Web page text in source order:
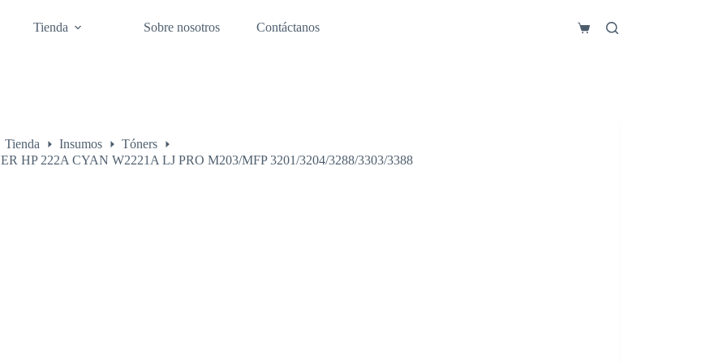
Tienda Sobre nosotros Contáctanos
Carro
Tienda Insumos
Tóners
HP 222A CYAN W2221A LJ PRO M203/MFP 3201/3204/3288/3303/3388